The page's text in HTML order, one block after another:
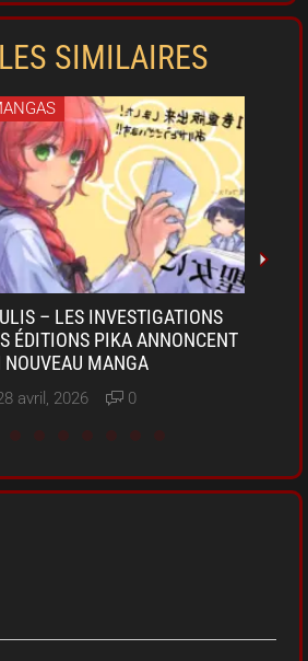
SIMILAIRES
– LES INVESTIGATIONS
ÉDITIONS PIKA ANNONCENT
NOUVEAU MANGA
avril, 2026 0